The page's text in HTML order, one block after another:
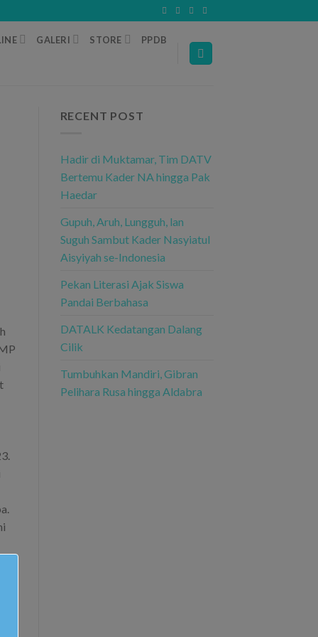
GALERI STORE PPDB
RECENT POST
Hadir di Muktamar, Tim DATV
Bertemu Kader NA hingga Pak
Haedar
Gupuh, Aruh, Lungguh, lan
Suguh Sambut Kader Nasyiatul
Aisyiyah se-Indonesia
Pekan Literasi Ajak Siswa
Pandai Berbahasa
DATALK Kedatangan Dalang
Cilik
Tumbuhkan Mandiri, Gibran
Pelihara Rusa hingga Aldabra